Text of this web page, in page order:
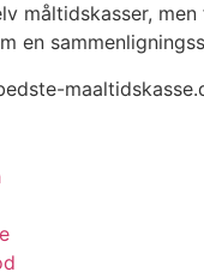
måltidskasser, men
en